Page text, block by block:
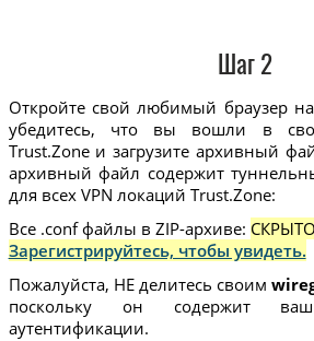
Шаг 2
Откройте свой любимый браузер на
убедитесь, что вы вошли в
Trust.Zone и загрузите архивный
архивный файл содержит
для всех VPN локаций Trust.Zone:
Все .conf файлы в ZIP-архиве:
Зарегистрируйтесь, чтобы увидеть.
Пожалуйста, НЕ делитесь своим
поскольку он содержит
аутентификации.